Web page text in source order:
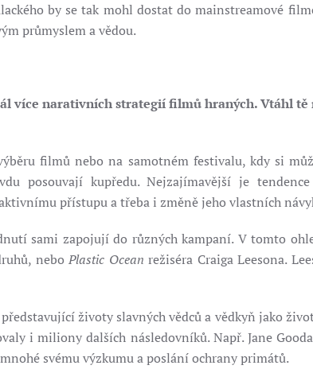
by se tak mohl dostat do mainstreamové
průmyslem a vědou.
více narativních strategií filmů hraných. Vtáhl tě
filmů nebo na samotném festivalu, kdy si
posouvají kupředu. Nejzajímavější je
přístupu a třeba i změně jeho vlastních
sami zapojují do různých kampaní. V tomto
nebo Plastic Ocean režiséra Craiga Leesona.
životy slavných vědců a vědkyň jako
i miliony dalších následovníků. Např. Jane
svému výzkumu a poslání ochrany primátů.